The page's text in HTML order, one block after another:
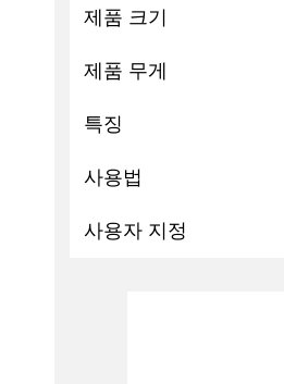
제품 크기
제품 무게
특징
사용법
사용자 지정